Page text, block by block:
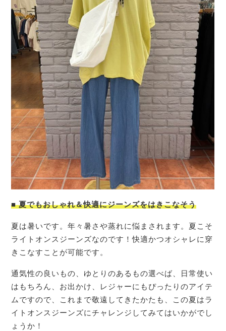
■ 夏でもおしゃれ＆快適にジーンズをはきこなそう
夏は暑いです。年々暑さや蒸れに悩まされます。夏こそ
ライトオンスジーンズなのです！快適かつオシャレに穿
きこなすことが可能です。
通気性の良いもの、ゆとりのあるもの選べば、日常使い
はもちろん、お出かけ、レジャーにもぴったりのアイテ
ムですので、これまで敬遠してきたかたも、この夏はラ
イトオンスジーンズにチャレンジしてみてはいかがでし
ょうか！